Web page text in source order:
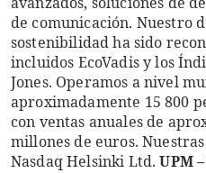
de comunicación. Nuestro
sostenibilidad ha sido
incluidos EcoVadis y los
Jones. Operamos a nivel
aproximadamente 15 800
con ventas anuales de
millones de euros.
Nasdaq Helsinki Ltd.UPM